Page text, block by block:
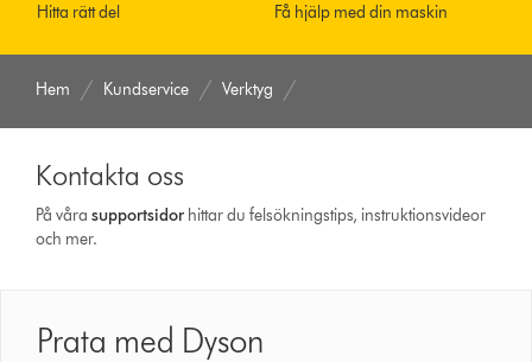
Hitta rätt del Få hjälp med din maskin
Hem Kundservice Verktyg
Kontakta oss
På vårasupport­sidor hittar du felsökningstips, instruktionsvideor
och mer.
Prata med Dyson